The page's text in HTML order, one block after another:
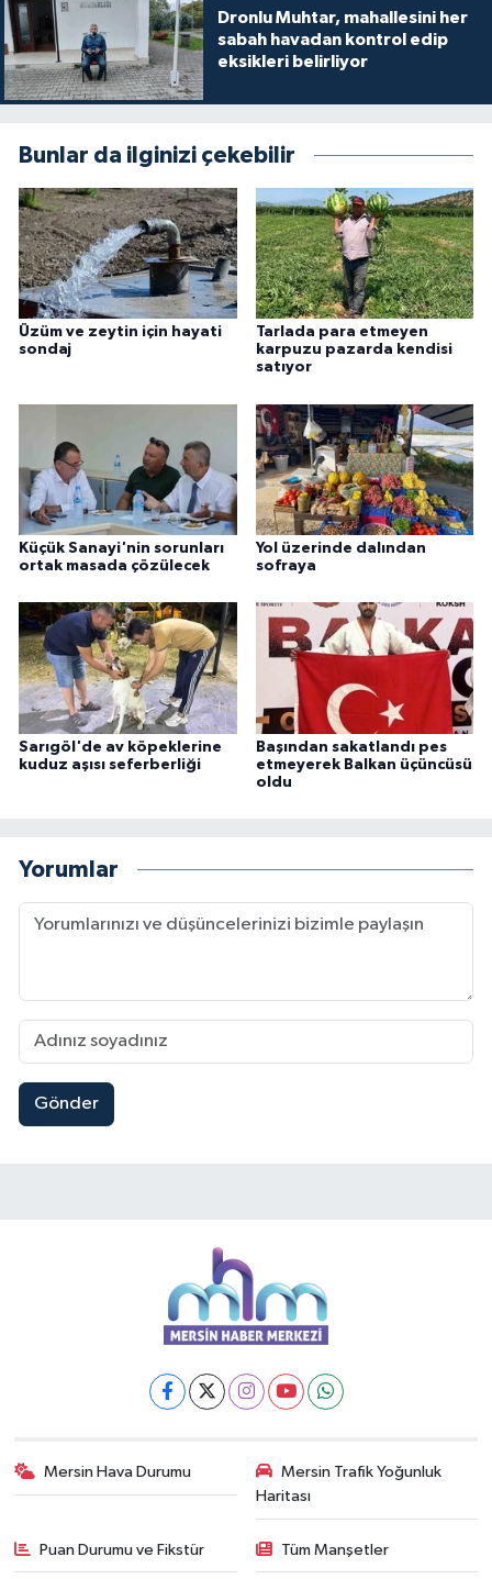
Dronlu Muhtar, mahallesini her
sabah havadan kontrol edip
eksikleri belirliyor
Bunlar da ilginizi çekebilir
Üzüm ve zeytin için hayati
sondaj
Tarlada para etmeyen
karpuzu pazarda kendisi
satıyor
Küçük Sanayi'nin sorunları
ortak masada çözülecek
Yol üzerinde dalından
sofraya
Sarıgöl'de av köpeklerine
kuduz aşısı seferberliği
Başından sakatlandı pes
etmeyerek Balkan üçüncüsü
oldu
Yorumlar
Gönder
Mersin Hava Durumu
Mersin Trafik Yoğunluk
Haritası
Puan Durumu ve Fikstür Tüm Manşetler